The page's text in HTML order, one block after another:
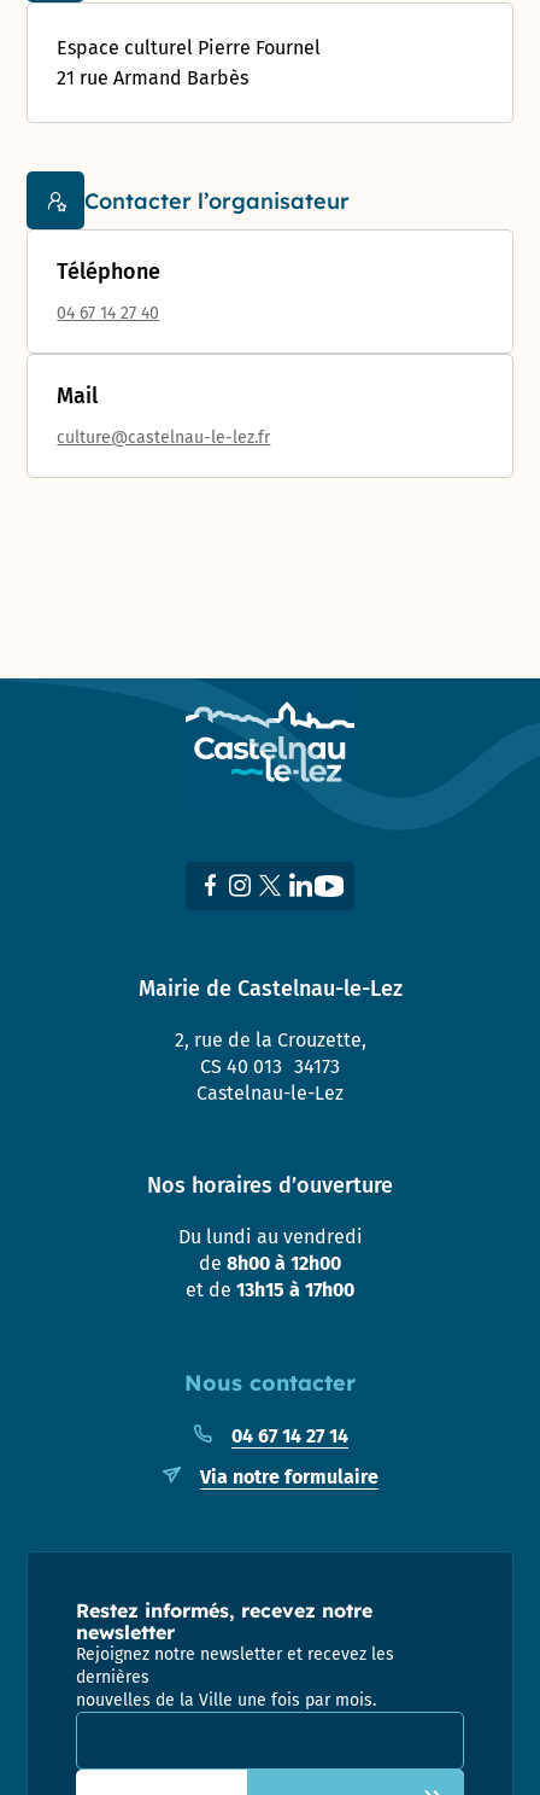
Espace culturel Pierre Fournel
21 rue Armand Barbès
Contacter l’organisateur
Téléphone
04 67 14 27 40
Mail
culture@castelnau-le-lez.fr
Nous contacter
04 67 14 27 14
Via notre formulaire
Mairie de Castelnau-le-Lez
2, rue de la Crouzette,
CS 40 013 34173
Castelnau-le-Lez
Nos horaires d’ouverture
Du lundi au vendredi
de 8h00 à 12h00
et de 13h15 à 17h00
Restez informés, recevez notre
newsletter
Rejoignez notre newsletter et recevez les
dernières
nouvelles de la Ville une fois par mois.
Adresse email pour la newsletter